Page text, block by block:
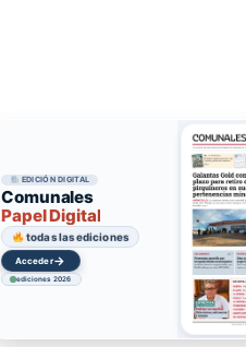
EDICIÓN DIGITAL
Comunales
Papel Digital
todas las ediciones
Acceder→
ediciones 2026